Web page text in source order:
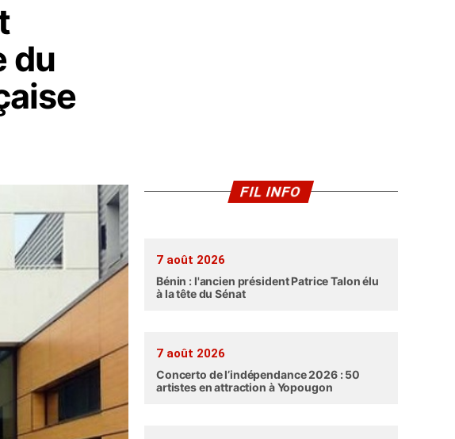
du
FIL INFO
7 août 2026
Bénin : l'ancien président Patrice Talon élu
à la tête du Sénat
7 août 2026
Concerto de l’indépendance 2026 : 50
artistes en attraction à Yopougon